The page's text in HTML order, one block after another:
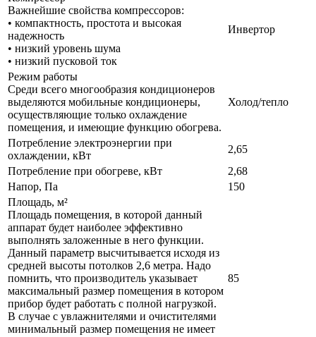
Важнейшие свойства компрессоров:
• компактность, простота и высокая
надежность
• низкий уровень шума
• низкий пусковой ток
Инвертор
Режим работы
Среди всего многообразия кондиционеров
выделяются мобильные кондиционеры,
осуществляющие только охлаждение
помещения, и имеющие функцию обогрева.
Холод/тепло
Потребление электроэнергии при
охлаждении, кВт
2,65
Потребление при обогреве, кВт
2,68
Напор, Па
150
Площадь, м²
Площадь помещения, в которой данный
аппарат будет наиболее эффективно
выполнять заложенные в него функции.
Данный параметр высчитывается исходя из
средней высоты потолков 2,6 метра. Надо
помнить, что производитель указывает
максимальный размер помещения в котором
прибор будет работать с полной нагрузкой.
В случае с увлажнителями и очистителями
минимальный размер помещения не имеет
85